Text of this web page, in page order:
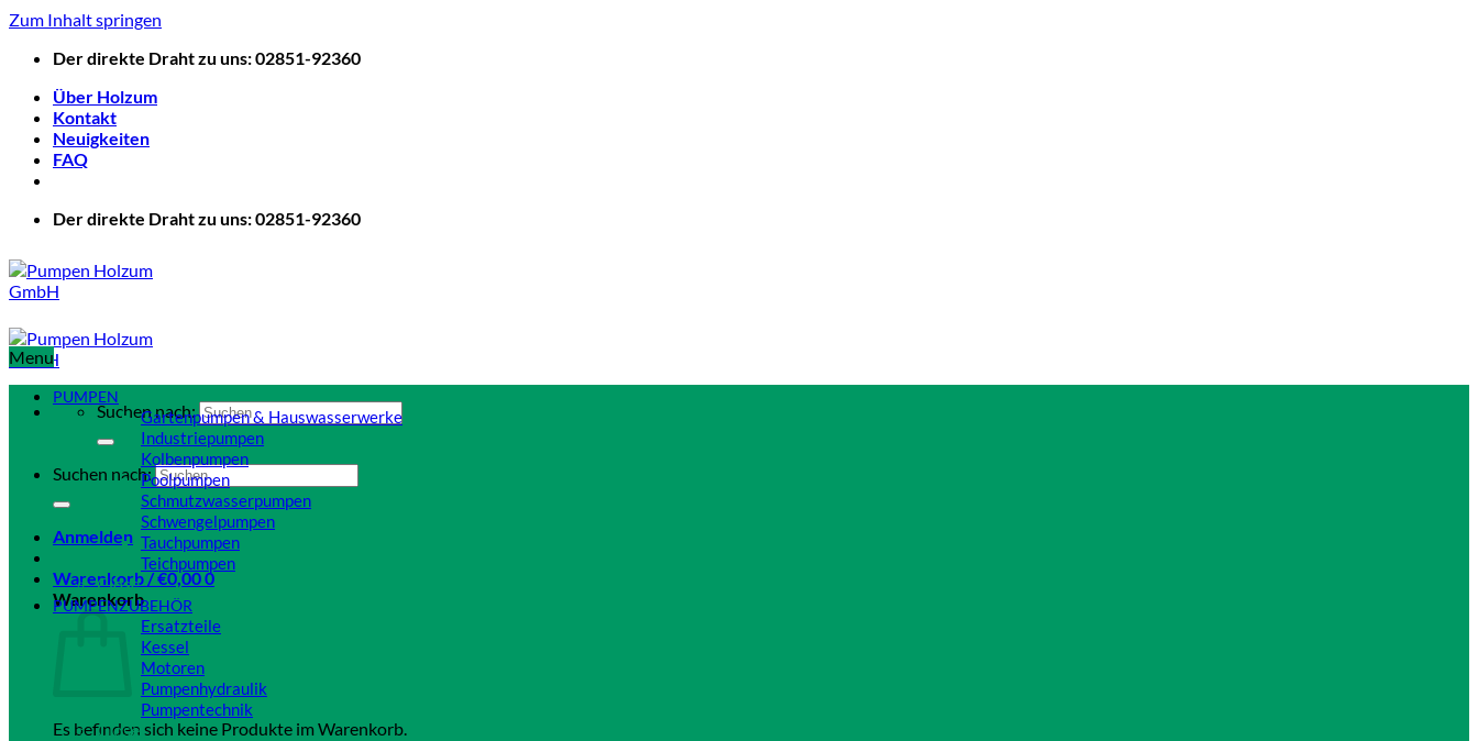
Zum Inhalt springen
Der direkte Draht zu uns: 02851-92360
Über Holzum
Kontakt
Neuigkeiten
FAQ
Der direkte Draht zu uns: 02851-92360
Suchen nach:
Suchen nach:
Anmelden
Warenkorb /€0,000
Warenkorb
Es befinden sich keine Produkte im Warenkorb.
Menu
PUMPEN
Gartenpumpen & Hauswasserwerke
Industriepumpen
Kolbenpumpen
Poolpumpen
Schmutzwasserpumpen
Schwengelpumpen
Tauchpumpen
Teichpumpen
Close
PUMPENZUBEHÖR
Ersatzteile
Kessel
Motoren
Pumpenhydraulik
Pumpentechnik
Close